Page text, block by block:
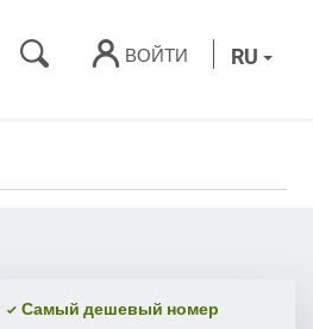
ПОИСК ВОЙТИ RU